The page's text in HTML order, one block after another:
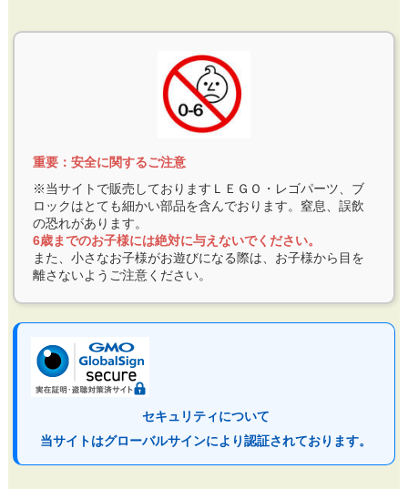
重要：安全に関するご注意
※当サイトで販売しておりますＬＥＧＯ・レゴパーツ、ブ
ロックはとても細かい部品を含んでおります。窒息、誤飲
の恐れがあります。
6歳までのお子様には絶対に与えないでください。
また、小さなお子様がお遊びになる際は、お子様から目を
離さないようご注意ください。
セキュリティについて
当サイトはグローバルサインにより認証されております。